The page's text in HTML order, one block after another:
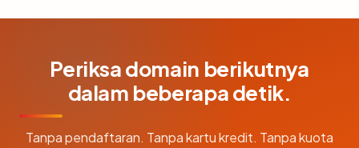
Periksa domain berikutnya
dalam beberapa detik.
Tanpa pendaftaran. Tanpa kartu kredit. Tanpa kuota